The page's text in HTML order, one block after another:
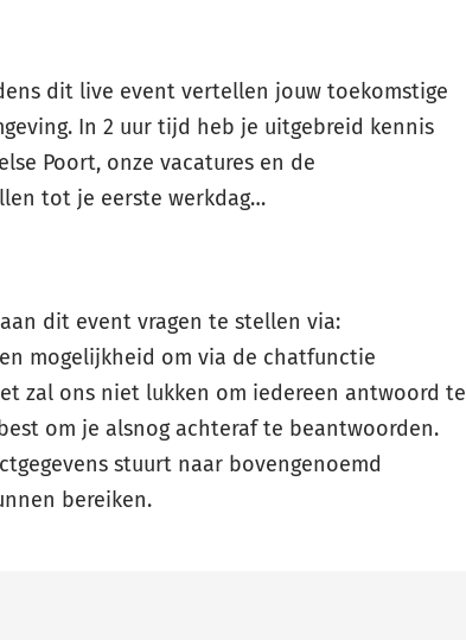
dit live event vertellen jouw toekomstige
In 2 uur tijd heb je uitgebreid kennis
Poort, onze vacatures en de
tot je eerste werkdag…
dit event vragen te stellen via:
mogelijkheid om via de chatfunctie
zal ons niet lukken om iedereen antwoord te
om je alsnog achteraf te beantwoorden.
stuurt naar bovengenoemd
bereiken.